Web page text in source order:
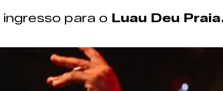
para o Luau Deu